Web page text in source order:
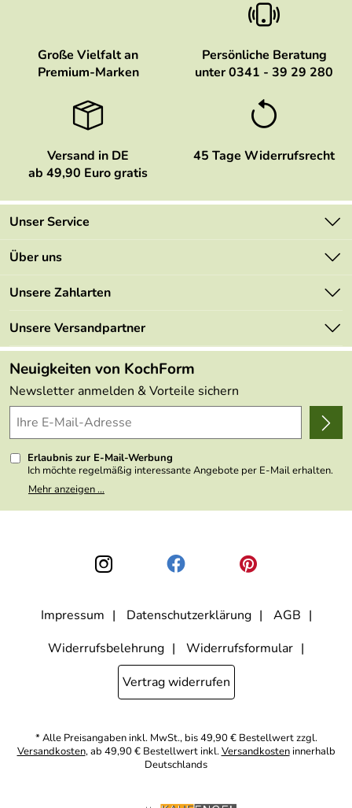
Große Vielfalt an
Premium-Marken
Persönliche Beratung
unter 0341 - 39 29 280
Versand in DE
ab 49,90 Euro gratis
45 Tage Widerrufsrecht
Unser Service
Kontakt
Mehrwertsteuerfrei
Retourenportal
FAQs
Lieferbedingungen
Delivery Terms
Kundenlogin
Über uns
Marken
Angebote
Made in Germany
Themen
Wir über uns
Presse
Unsere Zahlarten
Unsere Versandpartner
Neuigkeiten von KochForm
Newsletter anmelden & Vorteile sichern
Erlaubnis zur E-Mail-Werbung
Ich möchte regelmäßig interessante Angebote per E-Mail erhalten.
Meine E-Mail-Adresse wird nicht an andere Unternehmen
weitergegeben. Zu statistischen Zwecken wird in anonymer Form
den Link "Abmelden" am Ende des Newsletters anklicke oder die
Option Newsletter im Mitgliederbereich deaktiviere. Die
Datenschutzerklärung
habe ich zur Kenntnis genommen.
Mehr anzeigen ...
Impressum Datenschutzerklärung
AGB
Widerrufsbelehrung
Widerrufsformular
Vertrag widerrufen
* Alle Preisangaben inkl. MwSt., bis 49,90 € Bestellwert zzgl.
Versandkosten, ab 49,90 € Bestellwert inkl.Versandkosteninnerhalb
Deutschlands